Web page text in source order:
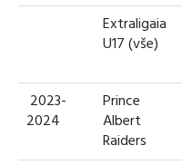
Extraligaia
U17 (vše)
2023-
2024
Prince
Albert
Raiders